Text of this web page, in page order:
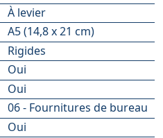
À levier
A5 (14,8 x 21 cm)
Rigides
Oui
Oui
06 - Fournitures de bureau
Oui